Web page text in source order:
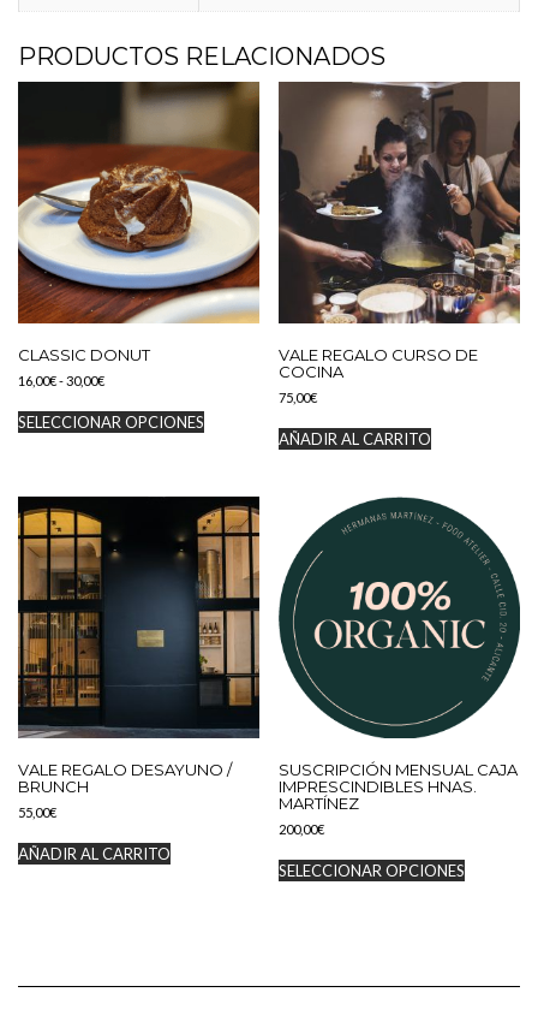
PRODUCTOS RELACIONADOS
CLASSIC DONUT
16,00€-30,00€
SELECCIONAR OPCIONES
VALE REGALO CURSO DE
COCINA
75,00€
AÑADIR AL CARRITO
VALE REGALO DESAYUNO /
BRUNCH
55,00€
AÑADIR AL CARRITO
SUSCRIPCIÓN MENSUAL CAJA
IMPRESCINDIBLES HNAS.
MARTÍNEZ
200,00€
SELECCIONAR OPCIONES